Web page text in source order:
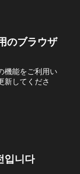
のブラウザ
機能をご利用い
新してくださ
입니다